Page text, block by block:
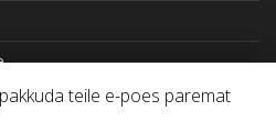
teile e-poes paremat